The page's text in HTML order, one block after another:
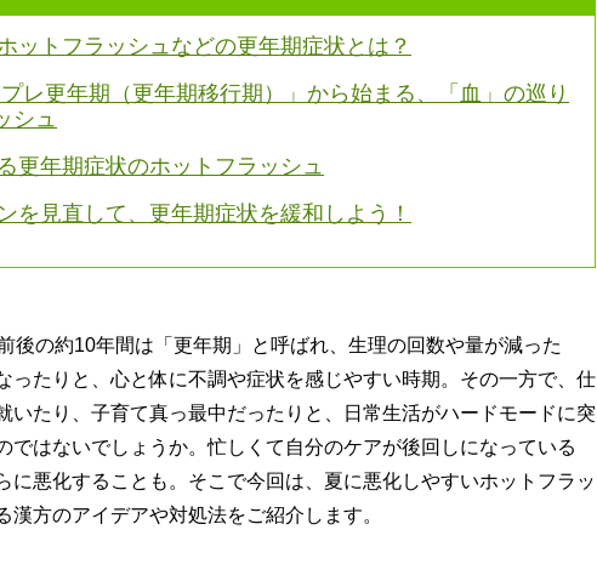
ットフラッシュなどの更年期症状とは？
レ更年期（更年期移行期）」から始まる、「血」の巡り
シュ
更年期症状のホットフラッシュ
を見直して、更年期症状を緩和しよう！
後の約10年間は「更年期」と呼ばれ、生理の回数や量が減った
ったりと、心と体に不調や症状を感じやすい時期。その一方で、仕
いたり、子育て真っ最中だったりと、日常生活がハードモードに突
ではないでしょうか。忙しくて自分のケアが後回しになっている
に悪化することも。そこで今回は、夏に悪化しやすいホットフラッ
漢方のアイデアや対処法をご紹介します。